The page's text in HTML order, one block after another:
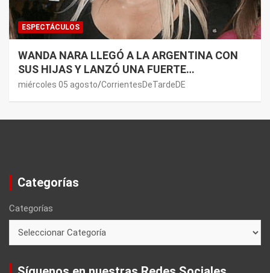
ESPECTÁCULOS
WANDA NARA LLEGÓ A LA ARGENTINA CON
SUS HIJAS Y LANZÓ UNA FUERTE
PREMONICIÓN SOBRE MAURO ICARDI
miércoles 05 agosto CorrientesDeTardeDE
Categorías
Categorías